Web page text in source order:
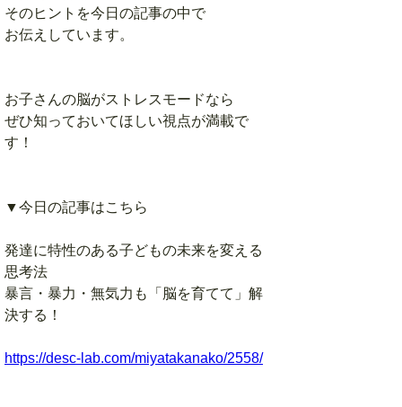
そのヒントを今日の記事の中で
お伝えしています。
お子さんの脳がストレスモードなら
ぜひ知っておいてほしい視点が満載で
す！
▼今日の記事はこちら
発達に特性のある子どもの未来を変える
思考法
暴言・暴力・無気力も「脳を育てて」解
決する！
https://desc-lab.com/miyatakanako/2558/